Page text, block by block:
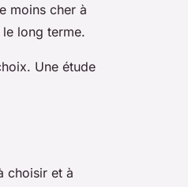
moins cher à
le long terme.
Une étude
choisir et à